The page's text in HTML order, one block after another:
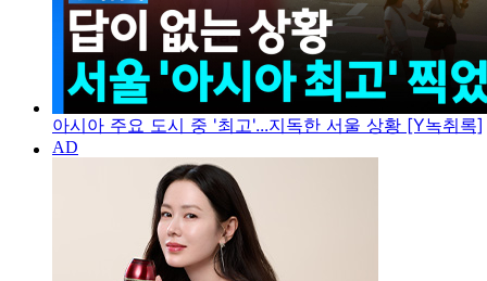
아시아 주요 도시 중 '최고'...지독한 서울 상황 [Y녹취록]